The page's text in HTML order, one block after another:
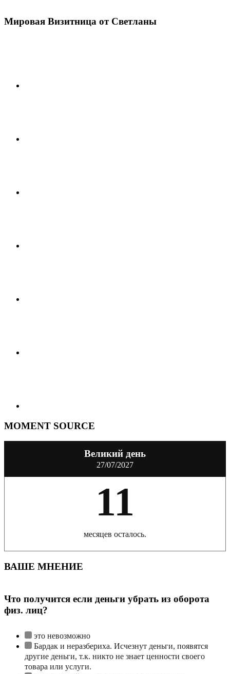
Мировая Визитница от Светланы
MOMENT SOURCE
Великий день
27/07/2027
11
месяцев осталось.
ВАШЕ МНЕНИЕ
Что получится если деньги убрать из оборота
физ. лиц?
это невозможно
Бардак и неразбериха. Исчезнут деньги, появятся
другие деньги, т.к. никто не знает ценности своего
товара или услуги.